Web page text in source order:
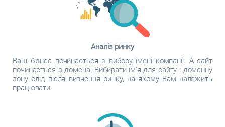
Аналіз ринку
Ваш бізнес починається з вибору імені компанії. А сайт
починається з домена. Вибирати ім'я для сайту і доменну
зону слід після вивчення ринку, на якому Вам належить
працювати.